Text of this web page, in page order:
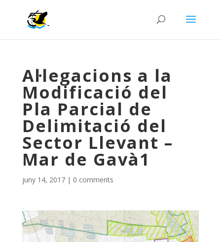
Al·legacions a la
Modificació del
Pla Parcial de
Delimitació del
Sector Llevant –
Mar de Gavà1
juny 14, 2017| 0 comments